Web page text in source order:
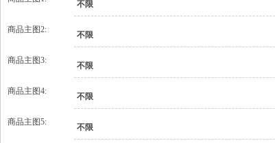
不限
商品主图2:
不限
商品主图3:
不限
商品主图4:
不限
商品主图5:
不限